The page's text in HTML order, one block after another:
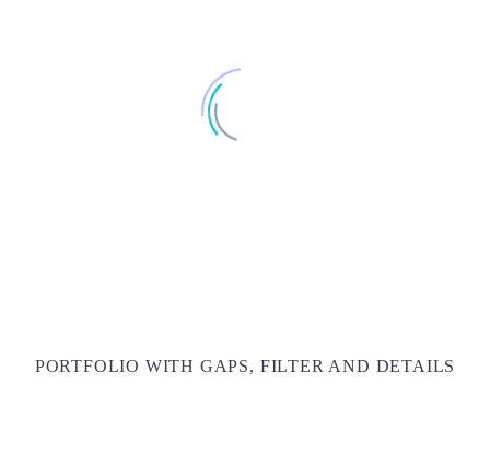
PORTFOLIO WITH GAPS, FILTER AND DETAILS